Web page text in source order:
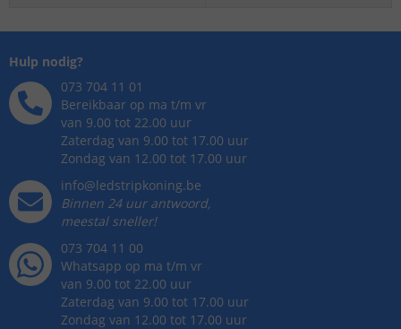
Hulp nodig?
073 704 11 01
Bereikbaar op ma t/m vr
van 9.00 tot 22.00 uur
Zaterdag van 9.00 tot 17.00 uur
Zondag van 12.00 tot 17.00 uur
info@ledstripkoning.be
Binnen 24 uur antwoord,
meestal sneller!
073 704 11 00
Whatsapp op ma t/m vr
van 9.00 tot 22.00 uur
Zaterdag van 9.00 tot 17.00 uur
Zondag van 12.00 tot 17.00 uur